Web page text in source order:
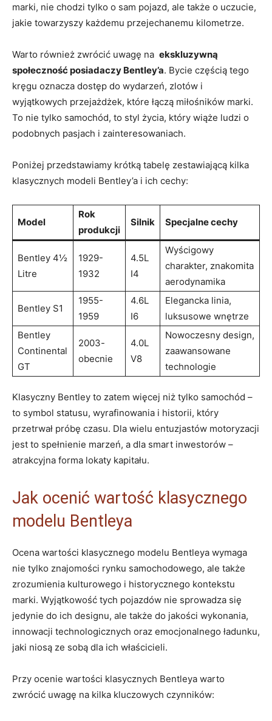
marki, nie chodzi tylko⁣ o sam ⁣pojazd, ‍ale także o uczucie,
jakie⁣ towarzyszy każdemu przejechanemu ​kilometrze.
Warto również zwrócić ‍uwagę ⁤na ​ ekskluzywną
społeczność posiadaczy Bentley’a. ⁤Bycie częścią⁤ tego
kręgu oznacza dostęp do wydarzeń, zlotów i
wyjątkowych⁣ przejażdżek, które łączą‍ miłośników marki.
To nie tylko samochód, ​to styl życia, który ‌wiąże ludzi o⁣
podobnych pasjach i zainteresowaniach.
Poniżej przedstawiamy ‍krótką tabelę zestawiającą kilka⁣
klasycznych⁢ modeli Bentley’a i ich ​cechy:
Model
Rok
produkcji
Silnik Specjalne cechy
Bentley 4½
‌Litre
1929-
1932
4.5L
I4
Wyścigowy⁤
charakter, znakomita
aerodynamika
Bentley S1
1955-
1959
4.6L
I6
Elegancka linia,
luksusowe wnętrze
Bentley
Continental
GT
2003-
obecnie
4.0L
V8
Nowoczesny design,
zaawansowane
technologie
Klasyczny Bentley to zatem więcej niż ⁣tylko ​samochód –
to symbol statusu, wyrafinowania i historii, który
⁢przetrwał próbę czasu. Dla ⁢wielu entuzjastów motoryzacji‌
jest ‌to spełnienie marzeń, a dla smart inwestorów –
atrakcyjna ‍forma ‌lokaty kapitału.
Jak ocenić wartość klasycznego
modelu Bentleya
Ocena wartości klasycznego modelu Bentleya wymaga
nie tylko znajomości rynku samochodowego, ale także
zrozumienia ⁤kulturowego ‍i historycznego kontekstu
marki. Wyjątkowość tych pojazdów nie sprowadza się
jedynie do ich designu, ale⁤ także do jakości wykonania,
innowacji ​technologicznych ‌oraz emocjonalnego ładunku,
jaki ​niosą ze sobą dla ich właścicieli.
Przy ocenie wartości⁢ klasycznych ‍Bentleya⁤ warto
zwrócić uwagę na kilka ‌kluczowych ⁢czynników: